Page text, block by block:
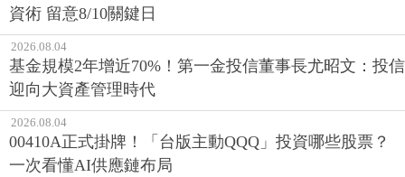
資術 留意8/10關鍵日
2026.08.04
基金規模2年增近70%！第一金投信董事長尤昭文：投信
迎向大資產管理時代
2026.08.04
00410A正式掛牌！「台版主動QQQ」投資哪些股票？
一次看懂AI供應鏈布局